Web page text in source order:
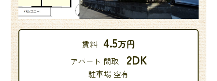
賃料 4.5万円
アパート 間取 2DK
駐車場 空有